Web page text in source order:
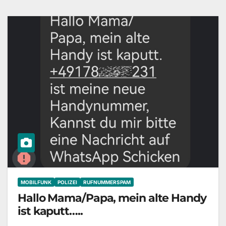
MOBILFUNK POLIZEI RUFNUMMERSPAM
Hallo Mama/Papa, mein alte Handy
ist kaputt…..